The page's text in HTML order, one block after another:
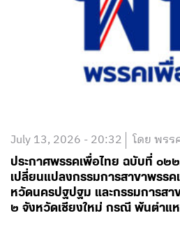
July 13, 2026 - 20:32 โดย พรร
ประกาศพรรคเพื่อไทย ฉบับที่ ๐๒
เปลี่ยนแปลงกรรมการสาขาพรร
หวัดนครปฐปฐม และกรรมการสา
๒ จังหวัดเชียงใหม่ กรณี พ้นตำแ